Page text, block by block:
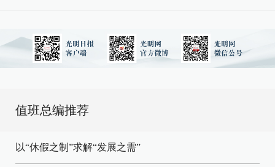
值班总编推荐
以“休假之制”求解“发展之需”